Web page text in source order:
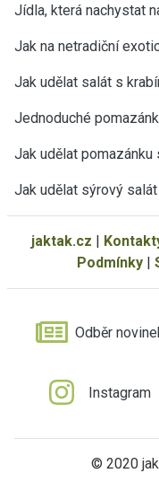
Jídla, která nachystat
Jak na netradiční
Jak udělat salát s
Jednoduché
Jak udělat
Jak udělat sýrový
jaktak.cz |
Podmínky|
Odběr
Instagram
© 2020